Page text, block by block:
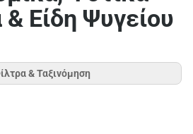
Είδη Ψυγείου
& Ταξινόμηση